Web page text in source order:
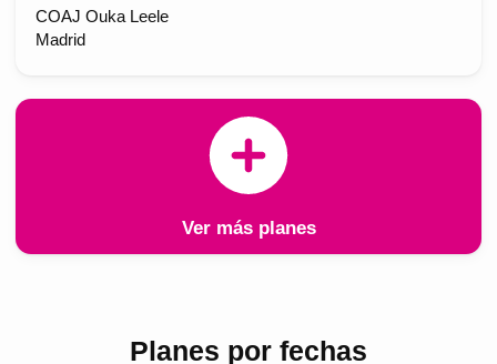
COAJ Ouka Leele
Madrid
Ver más planes
Planes por fechas